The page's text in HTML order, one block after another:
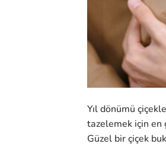
Yıl dönümü
tazelemek için en
Güzel bir çiçek